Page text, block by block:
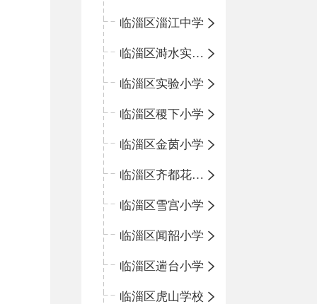
临淄区淄江中学
临淄区溡水实验学校
临淄区实验小学
临淄区稷下小学
临淄区金茵小学
临淄区齐都花园小学
临淄区雪宫小学
临淄区闻韶小学
临淄区遄台小学
临淄区虎山学校